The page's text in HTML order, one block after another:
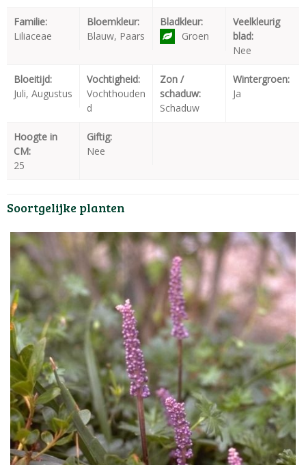
Familie:
Liliaceae
Bloemkleur:
Blauw, Paars
Bladkleur:
Groen
Veelkleurig
blad:
Nee
Bloeitijd:
Juli, Augustus
Vochtigheid:
Vochthouden
d
Zon /
schaduw:
Schaduw
Wintergroen:
Ja
Hoogte in
CM:
25
Giftig:
Nee
Soortgelijke planten